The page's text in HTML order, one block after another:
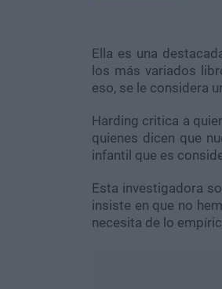
Ella es una
los más variados
eso, se le considera
Harding critica a
quienes dicen que
infantil que es
Esta investigadora
insiste en que no
necesita de lo